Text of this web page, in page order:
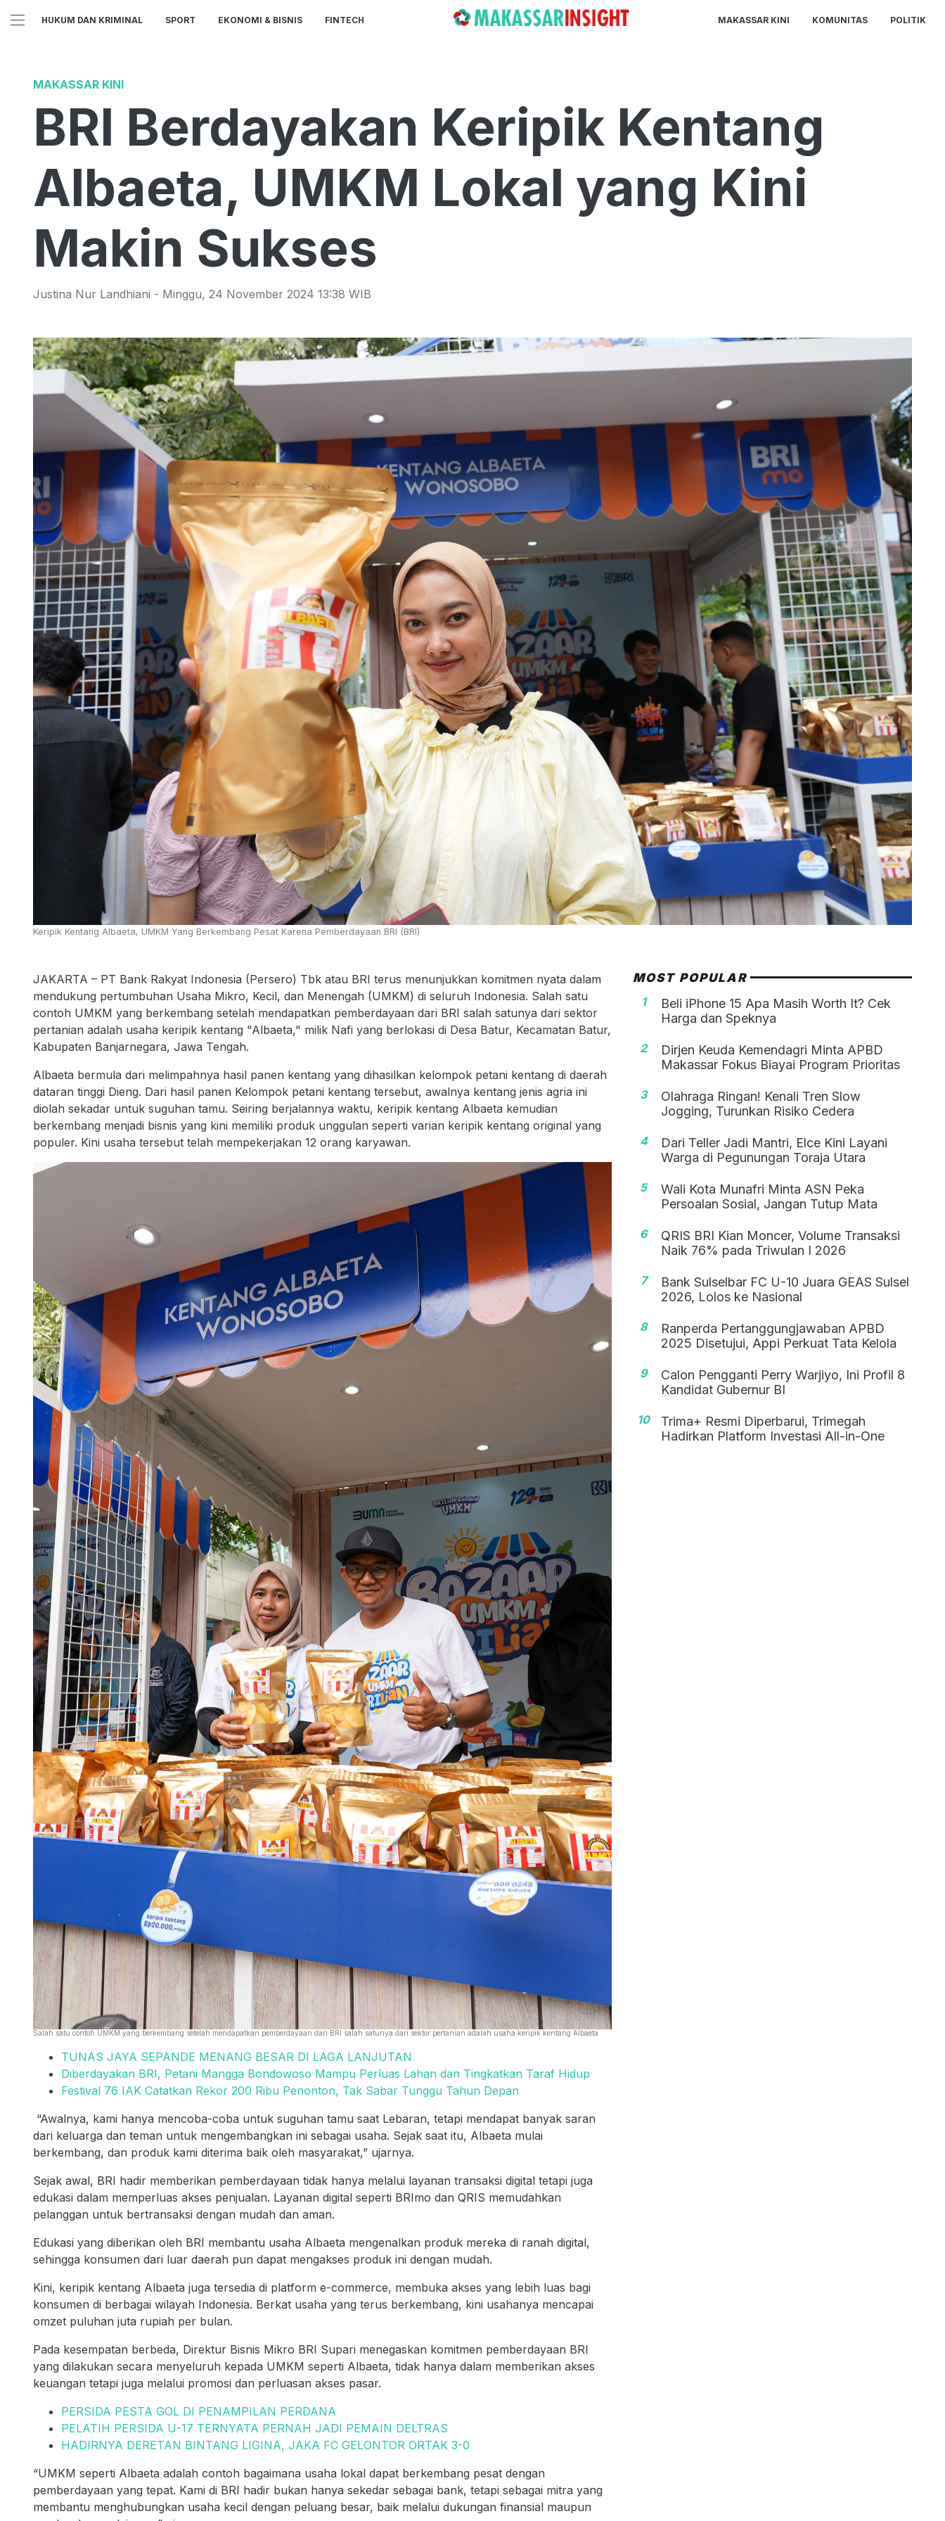
HUKUM DAN KRIMINAL SPORT EKONOMI & BISNIS FINTECH MAKASSAR KINI KOMUNITAS POLITIK
MAKASSAR KINI
BRI Berdayakan Keripik Kentang
Albaeta, UMKM Lokal yang Kini
Makin Sukses
Justina Nur Landhiani - Minggu, 24 November 2024 13:38 WIB
Keripik Kentang Albaeta, UMKM Yang Berkembang Pesat Karena Pemberdayaan BRI (BRI)
JAKARTA – PT Bank Rakyat Indonesia (Persero) Tbk atau BRI terus menunjukkan komitmen nyata dalam
mendukung pertumbuhan Usaha Mikro, Kecil, dan Menengah (UMKM) di seluruh Indonesia. Salah satu
contoh UMKM yang berkembang setelah mendapatkan pemberdayaan dari BRI salah satunya dari sektor
pertanian adalah usaha keripik kentang "Albaeta," milik Nafi yang berlokasi di Desa Batur, Kecamatan Batur,
Kabupaten Banjarnegara, Jawa Tengah.
Albaeta bermula dari melimpahnya hasil panen kentang yang dihasilkan kelompok petani kentang di daerah
dataran tinggi Dieng. Dari hasil panen Kelompok petani kentang tersebut, awalnya kentang jenis agria ini
diolah sekadar untuk suguhan tamu. Seiring berjalannya waktu, keripik kentang Albaeta kemudian
berkembang menjadi bisnis yang kini memiliki produk unggulan seperti varian keripik kentang original yang
populer. Kini usaha tersebut telah mempekerjakan 12 orang karyawan.
Salah satu contoh UMKM yang berkembang setelah mendapatkan pemberdayaan dari BRI salah satunya dari sektor pertanian adalah usaha keripik kentang Albaeta
TUNAS JAYA SEPANDE MENANG BESAR DI LAGA LANJUTAN
Diberdayakan BRI, Petani Mangga Bondowoso Mampu Perluas Lahan dan Tingkatkan Taraf Hidup
Festival 76 IAK Catatkan Rekor 200 Ribu Penonton, Tak Sabar Tunggu Tahun Depan
“Awalnya, kami hanya mencoba-coba untuk suguhan tamu saat Lebaran, tetapi mendapat banyak saran
dari keluarga dan teman untuk mengembangkan ini sebagai usaha. Sejak saat itu, Albaeta mulai
berkembang, dan produk kami diterima baik oleh masyarakat,” ujarnya.
Sejak awal, BRI hadir memberikan pemberdayaan tidak hanya melalui layanan transaksi digital tetapi juga
edukasi dalam memperluas akses penjualan. Layanan digital seperti BRImo dan QRIS memudahkan
pelanggan untuk bertransaksi dengan mudah dan aman.
Edukasi yang diberikan oleh BRI membantu usaha Albaeta mengenalkan produk mereka di ranah digital,
sehingga konsumen dari luar daerah pun dapat mengakses produk ini dengan mudah.
Kini, keripik kentang Albaeta juga tersedia di platform e-commerce, membuka akses yang lebih luas bagi
konsumen di berbagai wilayah Indonesia. Berkat usaha yang terus berkembang, kini usahanya mencapai
omzet puluhan juta rupiah per bulan.
Pada kesempatan berbeda, Direktur Bisnis Mikro BRI Supari menegaskan komitmen pemberdayaan BRI
yang dilakukan secara menyeluruh kepada UMKM seperti Albaeta, tidak hanya dalam memberikan akses
keuangan tetapi juga melalui promosi dan perluasan akses pasar.
PERSIDA PESTA GOL DI PENAMPILAN PERDANA
PELATIH PERSIDA U-17 TERNYATA PERNAH JADI PEMAIN DELTRAS
HADIRNYA DERETAN BINTANG LIGINA, JAKA FC GELONTOR ORTAK 3-0
“UMKM seperti Albaeta adalah contoh bagaimana usaha lokal dapat berkembang pesat dengan
pemberdayaan yang tepat. Kami di BRI hadir bukan hanya sekedar sebagai bank, tetapi sebagai mitra yang
membantu menghubungkan usaha kecil dengan peluang besar, baik melalui dukungan finansial maupun
MOST POPULAR
1
Beli iPhone 15 Apa Masih Worth It? Cek
Harga dan Speknya
2
Dirjen Keuda Kemendagri Minta APBD
Makassar Fokus Biayai Program Prioritas
3
Olahraga Ringan! Kenali Tren Slow
Jogging, Turunkan Risiko Cedera
4
Dari Teller Jadi Mantri, Elce Kini Layani
Warga di Pegunungan Toraja Utara
5
Wali Kota Munafri Minta ASN Peka
Persoalan Sosial, Jangan Tutup Mata
6
QRIS BRI Kian Moncer, Volume Transaksi
Naik 76% pada Triwulan I 2026
7
Bank Sulselbar FC U-10 Juara GEAS Sulsel
2026, Lolos ke Nasional
8
Ranperda Pertanggungjawaban APBD
2025 Disetujui, Appi Perkuat Tata Kelola
9
Calon Pengganti Perry Warjiyo, Ini Profil 8
Kandidat Gubernur BI
10
Trima+ Resmi Diperbarui, Trimegah
Hadirkan Platform Investasi All-in-One